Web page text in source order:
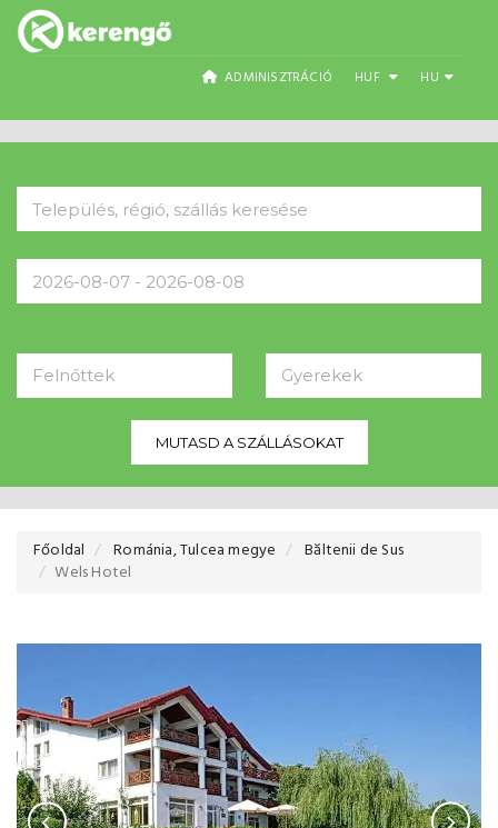
ADMINISZTRÁCIÓ HUF HU
Felnőttek Gyerekek
MUTASD A SZÁLLÁSOKAT
Főoldal Románia, Tulcea megye
Băltenii de Sus
Wels Hotel